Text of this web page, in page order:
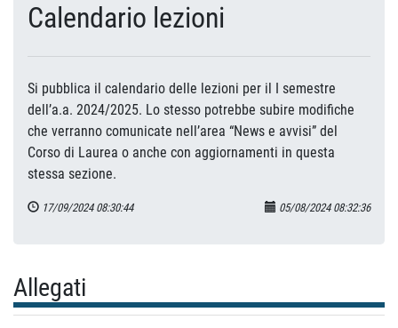
Calendario lezioni
Si pubblica il calendario delle lezioni per il I semestre
dell’a.a. 2024/2025. Lo stesso potrebbe subire modifiche
che verranno comunicate nell’area “News e avvisi” del
Corso di Laurea o anche con aggiornamenti in questa
stessa sezione.
17/09/2024 08:30:44 05/08/2024 08:32:36
Allegati